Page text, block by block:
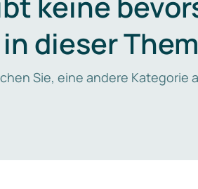
in dieser
Sie, eine andere Kategorie